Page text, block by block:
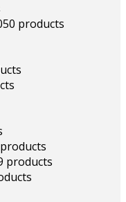
50 products
products